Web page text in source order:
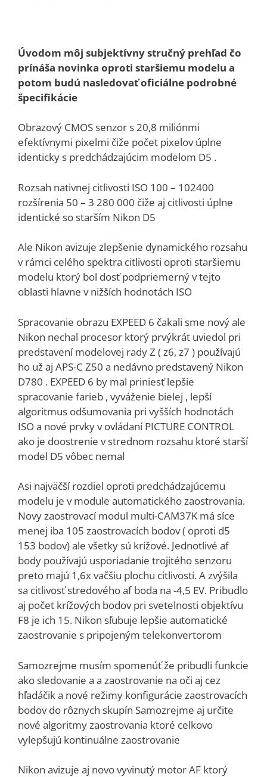
Úvodom môj subjektívny stručný prehľad čo
prínáša novinka oproti staršiemu modelu a
potom budú nasledovať oficiálne podrobné
špecifikácie
Obrazový CMOS senzor s 20,8 miliónmi
efektívnymi pixelmi čiže počet pixelov úplne
identicky s predchádzajúcim modelom D5 .
Rozsah nativnej citlivosti ISO 100 – 102400
rozšírenia 50 – 3 280 000 čiže aj citlivosti úplne
identické so starším Nikon D5
Ale Nikon avizuje zlepšenie dynamického rozsahu
v rámci celého spektra citlivosti oproti staršiemu
modelu ktorý bol dosť podpriemerný v tejto
oblasti hlavne v nižších hodnotách ISO
Spracovanie obrazu EXPEED 6 čakali sme nový ale
Nikon nechal procesor ktorý prvýkrát uviedol pri
predstavení modelovej rady Z ( z6, z7 ) používajú
ho už aj APS-C Z50 a nedávno predstavený Nikon
D780 . EXPEED 6 by mal priniesť lepšie
spracovanie farieb , vyváženie bielej , lepší
algoritmus odšumovania pri vyšších hodnotách
ISO a nové prvky v ovládaní PICTURE CONTROL
ako je doostrenie v strednom rozsahu ktoré starší
model D5 vôbec nemal
Asi najväčší rozdiel oproti predchádzajúcemu
modelu je v module automatického zaostrovania.
Novy zaostrovací modul multi-CAM37K má síce
menej iba 105 zaostrovacích bodov ( oproti d5
153 bodov) ale všetky sú krížové. Jednotlivé af
body používajú usporiadanie trojitého senzoru
preto majú 1,6x vačšiu plochu citlivosti. A zvýšila
sa citlivosť stredového af boda na -4,5 EV. Pribudlo
aj počet krížových bodov pri svetelnosti objektívu
F8 je ich 15. Nikon sľubuje lepšie automatické
zaostrovanie s pripojeným telekonvertorom
Samozrejme musím spomenúť že pribudli funkcie
ako sledovanie a a zaostrovanie na oči aj cez
hľadáčik a nové režimy konfigurácie zaostrovacích
bodov do rôznych skupín Samozrejme aj určite
nové algoritmy zaostrovania ktoré celkovo
vylepšujú kontinuálne zaostrovanie
Nikon avizuje aj novo vyvinutý motor AF ktorý